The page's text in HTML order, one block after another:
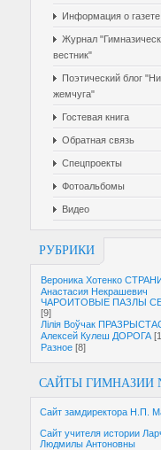
Информация о газете
Журнал
вестник"
Поэтический блог
жемчуга"
Гостевая книга
Обратная связь
Спецпроекты
Фотоальбомы
Видео
РУБРИКИ
Вероника Хотенко
Анастасия Некрашевич
ЧАРОИТОВЫЕ ПАЗЛЫ
[9]
Лілія Воўчак
Алексей Кулеш ДОРОГА
Разное [8]
САЙТЫ ГИМНАЗИИ
Сайт замдиректора Н.П.
Сайт учителя истории
Людмилы Антоновны